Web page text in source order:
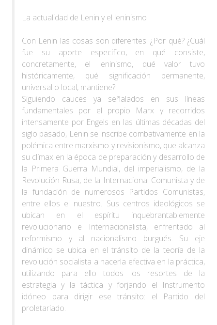
La actualidad de Lenin y el leninismo
Con Lenin las cosas son diferentes. ¿Por qué? ¿Cuál
fue su aporte especifico, en qué consiste,
concretamente, el leninismo, qué valor tuvo
históricamente, qué significación permanente,
universal o local, mantiene?
Siguiendo cauces ya señalados en sus líneas
fundamentales por el propio Marx y recorridos
intensamente por Engels en las últimas décadas del
siglo pasado, Lenin se inscribe combativamente en la
polémica entre marxismo y revisionismo, que alcanza
su clímax en la época de preparación y desarrollo de
la Primera Guerra Mundial, del imperialismo, de la
Revolución Rusa, de la Internacional Comunista y de
la fundación de numerosos Partidos Comunistas,
entre ellos el nuestro. Sus centros ideológicos se
ubican en el espíritu inquebrantablemente
revolucionario e Internacionalista, enfrentado al
reformismo y al nacionalismo burgués. Su eje
dinámico se ubica en el tránsito de la teoría de la
revolución socialista a hacerla efectiva en la práctica,
utilizando para ello todos los resortes de la
estrategia y la táctica y forjando el Instrumento
idóneo para dirigir ese tránsito: el Partido del
proletariado.